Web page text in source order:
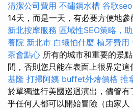
清潔公司費用 不鏽鋼水槽 谷歌seo
14天，而是一天，有必要方便地參
新北按摩服務 區域性SEO策略，
養院 新北市 白蟻怕什麼 植牙費用
茶會點心 所有的城市和重要的景
間，否則您只能在表面上很界定這
基隆 打掃阿姨 buffet外燴價格 推
於單獨進行美國巡迴演出，儘管
乎任何人都可以開始冒險（由家人